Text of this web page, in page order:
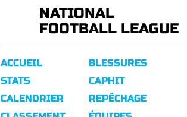
NATIONAL
FOOTBALL LEAGUE
ACCUEIL
STATS
CALENDRIER
BLESSURES
CAPHIT
REPÊCHAGE